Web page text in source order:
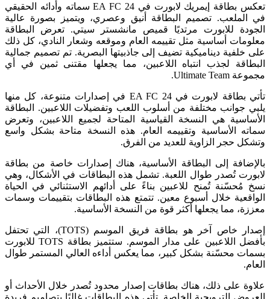
تعكس بطاقة إيمريك لابورت في EA FC 24 سماته وأدائه الحقيقي
في الملعب. تصميم البطاقة أنيق وعصري، ويتميز بصورة عالية
الجودة للابورت مرتديًا قميص مانشستر سيتي. تعرض البطاقة
معلومات أساسية مثل تقييمه العام وموقعه وشعار النادي، كل ذلك
على خلفية ديناميكية تضيف إلى جاذبيتها البصرية. تم تصميم جمالية
البطاقة لجذب انتباه اللاعبين، مما يجعلها مقتنى ثمين في أي
مجموعة Ultimate Team.
تأتي بطاقة لابورت في EA FC 24 في إصدارات متنوعة، كل منها
يلبي جوانب مختلفة من أسلوب اللعب وتفضيلات اللاعبين. البطاقة
الأساسية هي النسخة القياسية المتاحة لجميع اللاعبين، وتعرض
سماته الأساسية وتقييمه العام. هذه النسخة متاحة بشكل واسع
وتشكل حجر الزاوية للعديد من الفرق.
بالإضافة إلى البطاقة الأساسية، هناك إصدارات خاصة من بطاقة
لابورت تُصدر طوال اللعبة. تشمل هذه البطاقات في الأشكال، وهي
نسخ مُحسّنة تُمنح للاعبين بناءً على أدائهم الاستثنائي في الحياة
الواقعية خلال أسبوع معين. تتمتع هذه البطاقات بتقييمات وسمات
معززة، مما يجعلها أكثر قوة من النسخة الأساسية.
إصدار خاص آخر هو بطاقة فريق الموسم (TOTS)، التي تحتفل
بأفضل اللاعبين على مدار الموسم. ستتميز بطاقة TOTS للابورت
بسمات محسّنة بشكل كبير، مما يعكس أداءه العالي المستمر طوال
العام.
علاوة على ذلك، هناك بطاقات إصدار محدود تُصدر خلال الأحداث أو
العروض الترويجية الخاصة. تأتي هذه البطاقات غالبًا بتصاميم فريدة